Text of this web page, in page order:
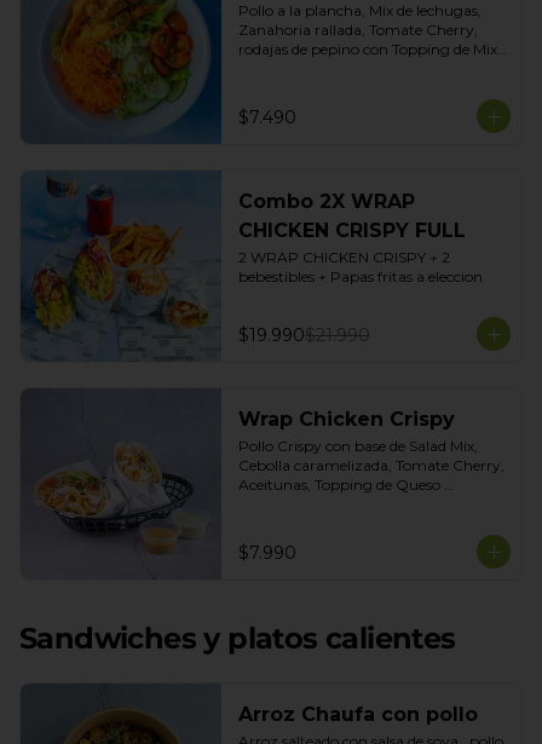
Pollo a la plancha, Mix de lechugas,
Zanahoria rallada, Tomate Cherry,
rodajas de pepino con Topping de Mix
$7.490
Combo 2X WRAP
CHICKEN CRISPY FULL
2 WRAP CHICKEN CRISPY + 2
bebestibles + Papas fritas a eleccion
$19.990$21.990
Wrap Chicken Crispy
Pollo Crispy con base de Salad Mix,
Cebolla caramelizada, Tomate Cherry,
Aceitunas, Topping de Queso
$7.990
Sandwiches y platos calientes
Arroz Chaufa con pollo